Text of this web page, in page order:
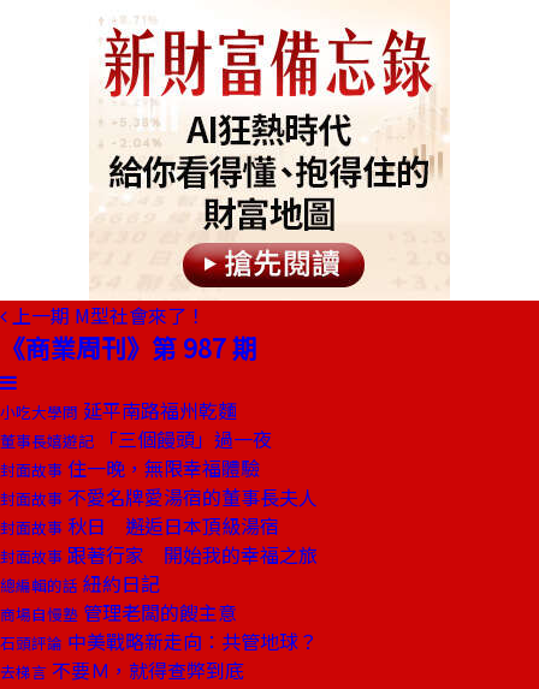
上一期 M型社會來了！
《商業周刊》第 987 期
小吃大學問 延平南路福州乾麵
董事長嬉遊記 「三個饅頭」過一夜
封面故事 住一晚，無限幸福體驗
封面故事 不愛名牌愛湯宿的董事長夫人
封面故事 秋日 邂逅日本頂級湯宿
封面故事 跟著行家 開始我的幸福之旅
總編輯的話 紐約日記
商場自慢塾 管理老闆的餿主意
石頭評論 中美戰略新走向：共管地球？
去梯言 不要Ｍ，就得查弊到底